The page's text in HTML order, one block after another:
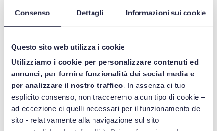
Consenso Dettagli Informazioni sui cookie
Questo sito web utilizza i cookie
Utilizziamo i cookie per personalizzare contenuti ed
annunci, per fornire funzionalità dei social media e
per analizzare il nostro traffico. In assenza di tuo
esplicito consenso, non tracceremo alcun tipo di cookie –
ad eccezione di quelli necessari per il funzionamento del
sito - relativamente alla navigazione sul sito
16/05/2023
Commento al nuovo Codice
appalti: l’ecosistema